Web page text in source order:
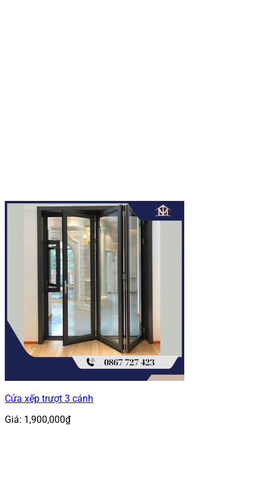
Cửa xếp trượt 3 cánh
Giá: 1,900,000₫